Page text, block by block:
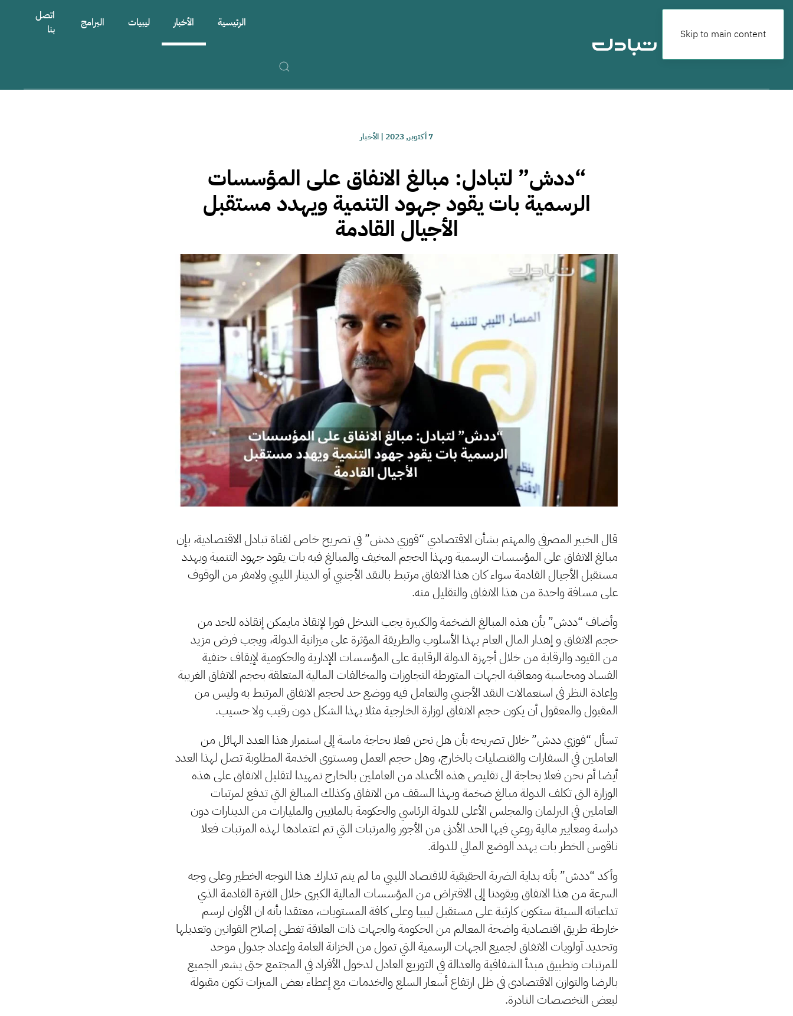
Skip to main content
الرئيسية الأخبار ليبيات البرامج
اتصل
بنا
7 أكتوبر, 2023 |الأخبار
“ددش” لتبادل: مبالغ الانفاق على المؤسسات
الرسمية بات يقود جهود التنمية ويهدد مستقبل
الأجيال القادمة
قال الخبير المصرفي والمهتم بشأن الاقتصادي “قوزي ددش” في تصريح خاص لقناة تبادل الاقتصادية، بإن
مبالغ الانفاق على المؤسسات الرسمية وبهذا الحجم المخيف والمبالغ فيه بات يقود جهود التنمية ويهدد
مستقبل الأجيال القادمة سواء كان هذا الانفاق مرتبط بالنقد الأجنبي أو الدينار الليبي ولامفر من الوقوف
على مسافة واحدة من هذا الانفاق والتقليل منه.
وأضاف “ددش” بأن هذه المبالغ الضخمة والكبيرة يجب التدخل فورا لإنقاذ مايمكن إنقاذه للحد من
حجم الانفاق و إهدار المال العام بهذا الأسلوب والطريقة المؤثرة على ميزانية الدولة، ويجب فرض مزيد
من القيود والرقابة من خلال أجهزة الدولة الرقاببة على المؤسسات الإدارية والحكومية لإيقاف حنفية
الفساد ومحاسبة ومعاقبة الجهات المتورطة التجاوزات والمخالفات المالية المتعلقة بحجم الانفاق الغريبة
وإعادة النظر فى استعمالات النقد الأجنبي والتعامل فيه ووضع حد لحجم الانفاق المرتبط به وليس من
المقبول والمعقول أن يكون حجم الانفاق لوزارة الخارجية مثلا بهذا الشكل دون رقيب ولا حسيب.
تسأل “فوزي ددش” خلال تصريحه بأن هل نحن فعلا بحاجة ماسة إلى استمرار هذا العدد الهائل من
العاملين في السفارات والقنصليات بالخارج، وهل حجم العمل ومستوى الخدمة المطلوبة تصل لهذا العدد
أيضا أم نحن فعلا بحاجة الى تقليص هذه الأعداد من العاملين بالخارج تمهيدا لتقليل الانفاق على هذه
الوزارة التى تكلف الدولة مبالغ ضخمة وبهذا السقف من الانفاق وكذلك المبالغ التي تدفع لمرتبات
العاملين في البرلمان والمجلس الأعلى للدولة الرئاسي والحكومة بالملايين والمليارات من الدينارات دون
دراسة ومعايير مالية روعي فيها الحد الأدنى من الأجور والمرتبات التي تم اعتمادها لهذه المرتبات فعلا
ناقوس الخطر بات يهدد الوضع المالي للدولة.
وأكد “ددش” بأنه بداية الضربة الحقيقية للاقتصاد الليبي ما لم يتم تدارك هذا التوجه الخطير وعلى وجه
السرعة من هذا الانفاق ويقودنا إلى الاقتراض من المؤسسات المالية الكبرى خلال الفترة القادمة الذي
تداعياته السيئة ستكون كارثية على مستقبل ليبيا وعلى كافة المستويات، معتقدا بأنه ان الأوان لرسم
خارطة طريق اقتصادية واضحة المعالم من الحكومة والجهات ذات العلاقة تغطى إصلاح القوانين وتعديلها
وتحديد آولويات الانفاق لجميع الجهات الرسمية التي تمول من الخزانة العامة وإعداد جدول موحد
للمرتبات وتطبيق مبدأ الشفافية والعدالة في التوزيع العادل لدخول الأفراد في المجتمع حتى يشعر الجميع
بالرضا والتوازن الاقتصادى فى ظل ارتفاع أسعار السلع والخدمات مع إعطاء بعض الميزات تكون مقبولة
لبعض التخصصات النادرة.